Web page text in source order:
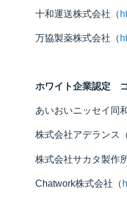
十和運送株式会社（
万協製薬株式会社（
ホワイト企業認定
あいおいニッセイ同
株式会社アデランス
株式会社サカタ製作
Chatwork株式会社（